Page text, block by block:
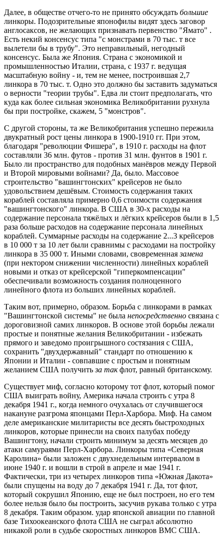
Далее, в обществе отчего-то не принято обсуждать большие
линкоры. Подозрительные японофилы видят здесь заговор
англосаксов, не желающих признавать первенство "Ямато" .
Есть некий консенсус типа "с монстрами в 70 тыс. т все
вылетели бы в трубу". Это неправильный, негодный
консенсус. Была же Япония. Страна с экономикой и
промышленностью Италии, страна, с 1937 г. ведущая
масштабную войну - и, тем не менее, построившая 2,7
линкора в 70 тыс. т. Одно это должно бы заставить задуматься
о верности "теории трубы". Едва ли стоит предполагать, что
куда как более сильная экономика Великобритании рухнула
бы при постройке, скажем, 5 "монстров".
С другой стороны, та же Великобритания успешно пережила
двукратный рост цены линкора в 1900-1910 гг. При этом,
благодаря "революции Фишера", в 1910 г. расходы на флот
составляли 36 млн. футов - против 31 млн. фунтов в 1901 г.
Было ли пространство для подобных манёвров между Первой
и Второй мировыми войнами? Да, было. Массовое
строительство "вашингтонских" крейсеров не было
удовольствием дешёвым. Стоимость содержания таких
кораблей составляла примерно 0,6 стоимости содержания
"вашингтонского" линкора. В США в 30-х расходы на
содержание персонала тяжёлых и лёгких крейсеров были в 1,5
раза больше расходов на содержание персонала линейных
кораблей. Суммарные расходы на содержание 2...3 крейсеров
в 10 000 т за 10 лет были сравнимы с расходами на постройку
линкора в 35 000 т. Иными словами, свовременнаязамена
(при нектором снижении численности) линейных кораблей
новыми и отказ от крейсерской "гиперкомпенсации"
обеспечивали возможность создания полноценного
линейного флота из больших линейных кораблей.
Таким вот, примерно, образом. Борьба с линкорами в рамках
"Вашингтонской системы" не была непосредственно связана с
дороговизной самих линкоров. В основе этой борьбы лежали
простые и понятные желания Великобритании - избежать
прямого и заведомо проигрышного состязания с США,
сохранить "двухдержавный" стандарт по отношению к
Японии и Италии - совпавшие с простым и понятным
желанием США получитьза такфлот, равный британскому.
Существует миф, согласно которому тот флот, который помог
США выиграть войну, Америка начала строить с утра 8
декабря 1941 г., когда немного очухалась от случившегося
накануне разгрома японцами Перл-Харбора. Миф. На самом
деле американские милитаристы все десять быстроходных
линкоров, которые принесли на своих палубах победу
Вашингтону, начали строить минимум за десять месяцев до
атаки самураями Перл-Харбора. Линкоры типа «Северная
Каролина» были заложен с двухнедельным интервалом в
июне 1940 г. и вошли в строй в апреле и мае 1941 г.
Фактически, три из четырех линкоров типа «Южная Дакота»
были спущены на воду до 7 декабря 1941 г. Да, тот флот,
который сокрушил Японию, еще не был построен, но его тем
более нельзя было бы построить, засучив рукава только с утра
8 декабря. Таким образом. удар японской авиации по главной
базе Тихоокеанского флота США не сыграл абсолютно
никакой роли в судьбе скоростных линкоров ВМС США.